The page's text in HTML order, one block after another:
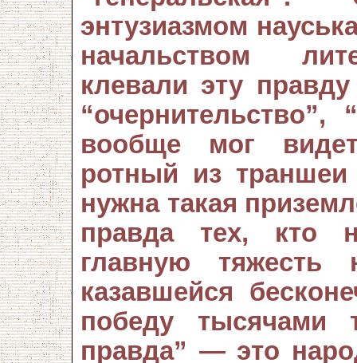
энтузиазмом
начальством
клевали эту
“очернительство”,
вообще мог
ротный из траншеи
нужна такая
правда тех, кто
главную тяжесть
казавшейся
победу тысячами
правда” — это